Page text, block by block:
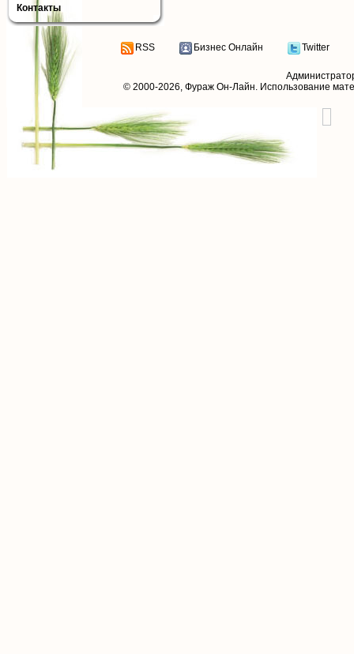
Контакты
RSS Бизнес Онлайн Twitter
© 2000-2026, Фураж Он-Лайн. Использование